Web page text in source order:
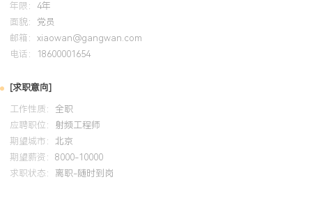
2024-09
获得该行业认证，系统化学习了射频电路工程设计与测试方法。将
调试方法与故障诊断流程应用于实际项目，有效解决了XXX项目中
年限： 4年
面貌： 党员
邮箱： xiaowan@gangwan.com
电话：
18600001654
[求职意向]
工作性质： 全职
应聘职位： 射频工程师
期望城市： 北京
期望薪资： 8000-10000
求职状态： 离职-随时到岗